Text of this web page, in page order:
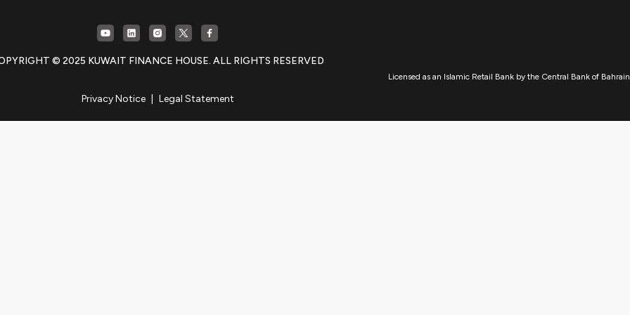
© 2025 KUWAIT FINANCE HOUSE. ALL RIGHTS RESERVED
Licensed as an Islamic Retail Bank by the Central Bank of Bahrain
Privacy Notice Legal Statement